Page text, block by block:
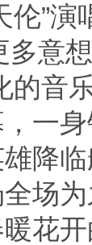
伦”
多意
的音
一
降
场
花